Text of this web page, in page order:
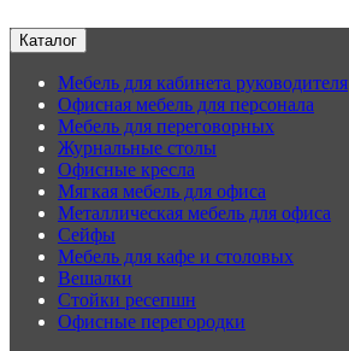
Каталог
Мебель для кабинета руководителя
Офисная мебель для персонала
Мебель для переговорных
Журнальные столы
Офисные кресла
Мягкая мебель для офиса
Металлическая мебель для офиса
Сейфы
Мебель для кафе и столовых
Вешалки
Стойки ресепшн
Офисные перегородки